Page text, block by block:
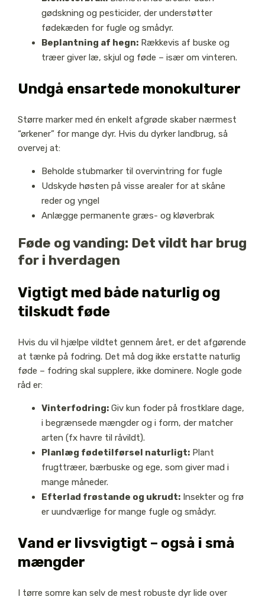
gødskning og pesticider, der understøtter
fødekæden for fugle og smådyr.
Beplantning af hegn:Rækkevis af buske og
træer giver læ, skjul og føde – især om vinteren.
Undgå ensartede monokulturer
Større marker med én enkelt afgrøde skaber nærmest
“ørkener” for mange dyr. Hvis du dyrker landbrug, så
overvej at:
Beholde stubmarker til overvintring for fugle
Udskyde høsten på visse arealer for at skåne
reder og yngel
Anlægge permanente græs- og kløverbrak
Føde og vanding: Det vildt har brug
for i hverdagen
Vigtigt med både naturlig og
tilskudt føde
Hvis du vil hjælpe vildtet gennem året, er det afgørende
at tænke på fodring. Det må dog ikke erstatte naturlig
føde – fodring skal supplere, ikke dominere. Nogle gode
råd er:
Vinterfodring:Giv kun foder på frostklare dage,
i begrænsede mængder og i form, der matcher
arten (fx havre til råvildt).
Planlæg fødetilførsel naturligt:Plant
frugttræer, bærbuske og ege, som giver mad i
mange måneder.
Efterlad frøstande og ukrudt:Insekter og frø
er uundværlige for mange fugle og smådyr.
Vand er livsvigtigt – også i små
mængder
I tørre somre kan selv de mest robuste dyr lide over